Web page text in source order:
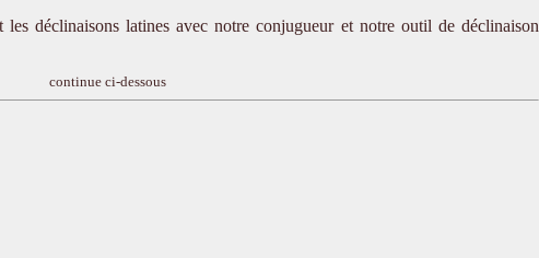
déclinaisons latines avec notre conjugueur et notre outil de déclinaison
continue ci-dessous